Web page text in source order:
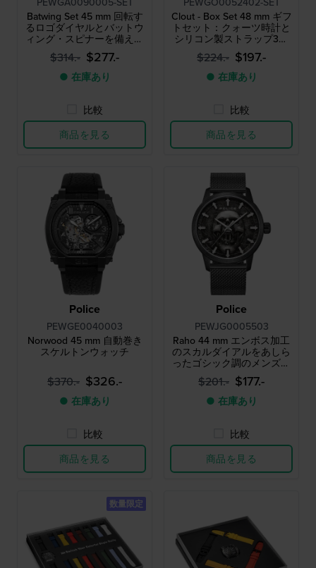
Batwing Set 45 mm 回転す
るロゴダイヤルとバットウ
ィング・スピナーを備えた
「バットマン」特別エディ
ションセット
$314.- $277.-
● 在庫あり
比較
商品を見る
Clout - Box Set 48 mm ギフ
トセット：クォーツ時計と
シリコン製ストラップ3本
セット
$224.- $197.-
● 在庫あり
比較
商品を見る
Police
PEWGE0040003
Norwood 45 mm 自動巻き
スケルトンウォッチ
$370.- $326.-
● 在庫あり
比較
商品を見る
Police
PEWJG0005503
Raho 44 mm エンボス加工
のスカルダイアルをあしら
ったゴシック調のメンズウ
ォッチ
$201.- $177.-
● 在庫あり
比較
商品を見る
数量限定